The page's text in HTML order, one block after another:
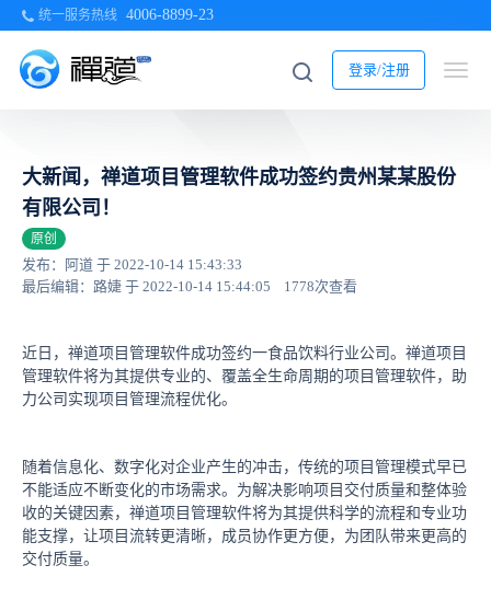
统一服务热线 4006-8899-23
登录/注册
大新闻，禅道项目管理软件成功签约贵州某某股份
有限公司！
原创
发布：阿道 于 2022-10-14 15:43:33
最后编辑：路婕 于 2022-10-14 15:44:05
1778次查看
近日，禅道项目管理软件成功签约一食品饮料行业公司。禅道项目
管理软件将为其提供专业的、覆盖全生命周期的项目管理软件，助
力公司实现项目管理流程优化。
随着信息化、数字化对企业产生的冲击，传统的项目管理模式早已
不能适应不断变化的市场需求。为解决影响项目交付质量和整体验
收的关键因素，禅道项目管理软件将为其提供科学的流程和专业功
能支撑，让项目流转更清晰，成员协作更方便，为团队带来更高的
交付质量。